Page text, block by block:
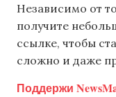
Независимо от
получите
ссылке, чтобы
сложно и даже
Поддержи